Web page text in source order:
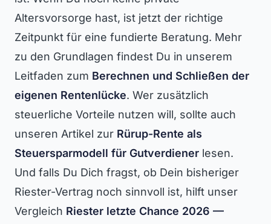
Altersvorsorge hast, ist jetzt der richtige
Zeitpunkt für eine fundierte Beratung. Mehr
zu den Grundlagen findest Du in unserem
Leitfaden zum Berechnen und Schließen der
eigenen Rentenlücke. Wer zusätzlich
steuerliche Vorteile nutzen will, sollte auch
unseren Artikel zur Rürup-Rente als
Steuersparmodell für Gutverdiener lesen.
Und falls Du Dich fragst, ob Dein bisheriger
Riester-Vertrag noch sinnvoll ist, hilft unser
Vergleich Riester letzte Chance 2026 —